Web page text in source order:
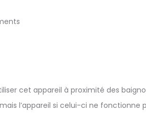
utiliser cet appareil à proximité des
l’appareil si celui-ci ne fonctionne